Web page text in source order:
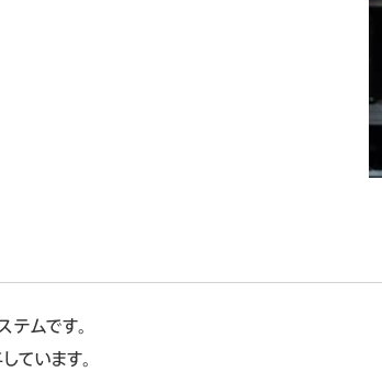
ムです。
ています。